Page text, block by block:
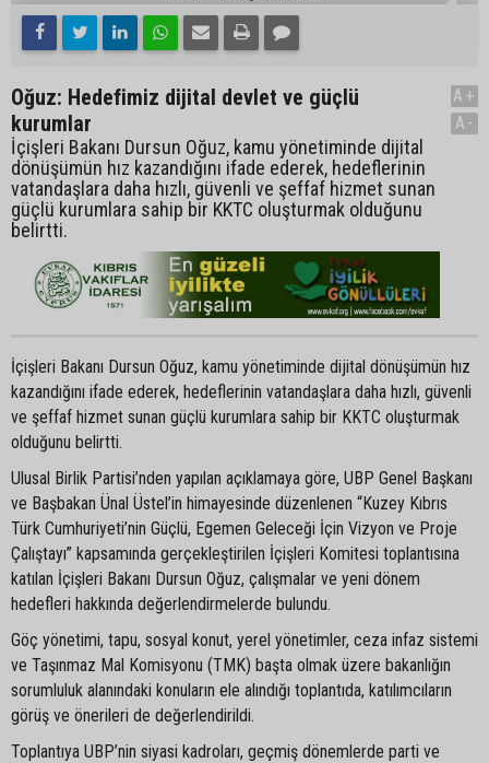
Oğuz: Hedefimiz dijital devlet ve güçlü
kurumlar
İçişleri Bakanı Dursun Oğuz, kamu yönetiminde dijital
dönüşümün hız kazandığını ifade ederek, hedeflerinin
vatandaşlara daha hızlı, güvenli ve şeffaf hizmet sunan
güçlü kurumlara sahip bir KKTC oluşturmak olduğunu
belirtti.
A+
A-
İçişleri Bakanı Dursun Oğuz, kamu yönetiminde dijital dönüşümün hız
kazandığını ifade ederek, hedeflerinin vatandaşlara daha hızlı, güvenli
ve şeffaf hizmet sunan güçlü kurumlara sahip bir KKTC oluşturmak
olduğunu belirtti.
Ulusal Birlik Partisi’nden yapılan açıklamaya göre, UBP Genel Başkanı
ve Başbakan Ünal Üstel’in himayesinde düzenlenen “Kuzey Kıbrıs
Türk Cumhuriyeti’nin Güçlü, Egemen Geleceği İçin Vizyon ve Proje
Çalıştayı” kapsamında gerçekleştirilen İçişleri Komitesi toplantısına
katılan İçişleri Bakanı Dursun Oğuz, çalışmalar ve yeni dönem
hedefleri hakkında değerlendirmelerde bulundu.
Göç yönetimi, tapu, sosyal konut, yerel yönetimler, ceza infaz sistemi
ve Taşınmaz Mal Komisyonu (TMK) başta olmak üzere bakanlığın
sorumluluk alanındaki konuların ele alındığı toplantıda, katılımcıların
görüş ve önerileri de değerlendirildi.
Toplantıya UBP’nin siyasi kadroları, geçmiş dönemlerde parti ve